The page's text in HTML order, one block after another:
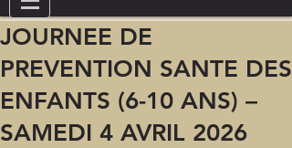
JOURNEE DE
PREVENTION SANTE DES
ENFANTS (6-10 ANS) –
SAMEDI 4 AVRIL 2026